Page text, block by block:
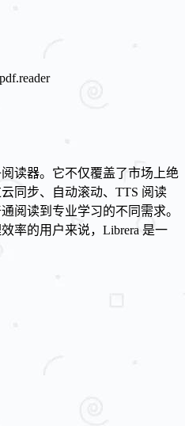
读器。它不仅覆盖了市场上绝
同步、自动滚动、TTS 阅读
阅读到专业学习的不同需求。
率的用户来说，Librera 是一